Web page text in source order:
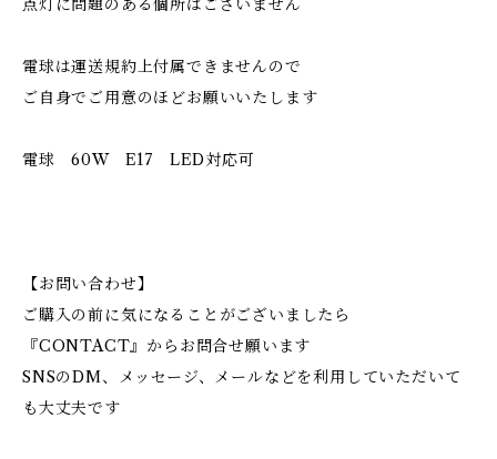
点灯に問題のある個所はございません
電球は運送規約上付属できませんので
ご自身でご用意のほどお願いいたします
電球 60W E17 LED対応可
【お問い合わせ】
ご購入の前に気になることがございましたら
『CONTACT』からお問合せ願います
SNSのDM、メッセージ、メールなどを利用していただいて
も大丈夫です